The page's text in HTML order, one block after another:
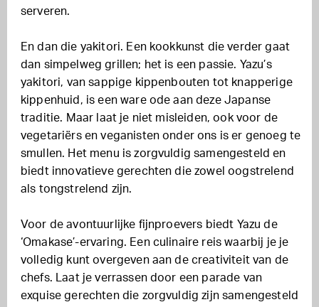
serveren.
En dan die yakitori. Een kookkunst die verder gaat
dan simpelweg grillen; het is een passie. Yazu’s
yakitori, van sappige kippenbouten tot knapperige
kippenhuid, is een ware ode aan deze Japanse
traditie. Maar laat je niet misleiden, ook voor de
vegetariërs en veganisten onder ons is er genoeg te
smullen. Het menu is zorgvuldig samengesteld en
biedt innovatieve gerechten die zowel oogstrelend
als tongstrelend zijn.
Voor de avontuurlijke fijnproevers biedt Yazu de
‘Omakase’-ervaring. Een culinaire reis waarbij je je
volledig kunt overgeven aan de creativiteit van de
chefs. Laat je verrassen door een parade van
exquise gerechten die zorgvuldig zijn samengesteld